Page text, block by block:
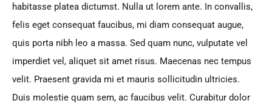
habitasse platea dictumst. Nulla ut lorem ante. In convallis,
felis eget consequat faucibus, mi diam consequat augue,
quis porta nibh leo a massa. Sed quam nunc, vulputate vel
imperdiet vel, aliquet sit amet risus. Maecenas nec tempus
velit. Praesent gravida mi et mauris sollicitudin ultricies.
Duis molestie quam sem, ac faucibus velit. Curabitur dolor